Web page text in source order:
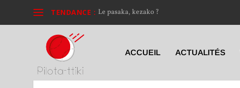
TENDANCE : Le pasaka, kezako ?
ACCUEIL ACTUALITÉS